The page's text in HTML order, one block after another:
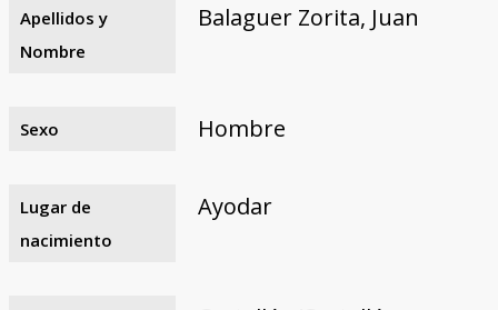
Razones y objetivos
El equipo
Colaboradores
Fuentes documentales
Apellidos y
Nombre
Balaguer Zorita, Juan
Sexo Hombre
Lugar de
nacimiento
Ayodar